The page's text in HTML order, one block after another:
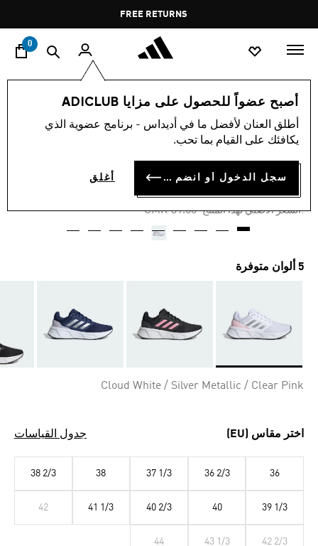
Pause
promotion
rotation
FREE RETURNS
0
أصبح عضواً للحصول على مزايا ADICLUB
أطلق العنان لأفضل ما في أديداس - برنامج عضوية الذي
يكافئك على القيام بما تحب.
سجل الدخول أو انضم الآن أغلق
النساء
-20%
حذاء GALAXY 6
OMR 23.63
:السعر الأصلي لهذا المنتج Price reduced from
OMR 31.50
to
5 ألوان متوفرة
Cloud White / Silver Metallic / Clear Pink
اختر مقاس (EU) جدول القياسات
36
36 2/3
37 1/3
38
38 2/3
39 1/3
40
40 2/3
41 1/3
42
42 2/3
43 1/3
44